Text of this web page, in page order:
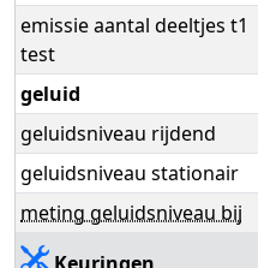
emissie aantal deeltjes t1
test
geluid
geluidsniveau rijdend
geluidsniveau stationair
meting geluidsniveau bij